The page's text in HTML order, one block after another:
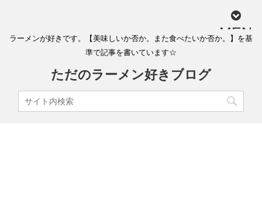
MEN
ラーメンが好きです。【美味しいか否か。また食べたいか否か。】を基
準で記事を書いています☆
ただのラーメン好きブログ